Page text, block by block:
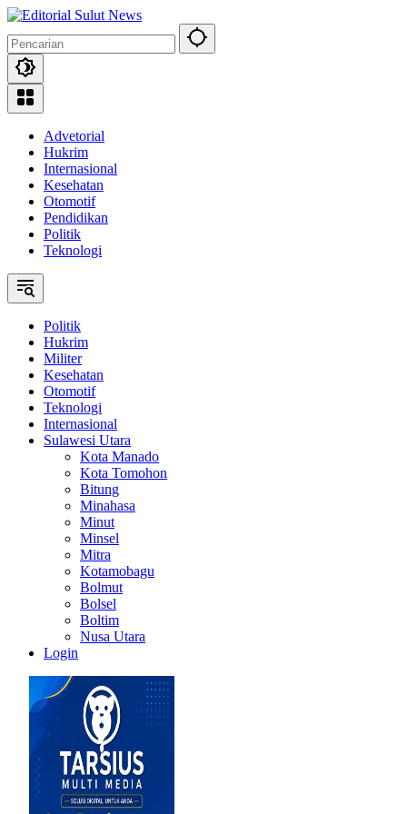
Langsung
konten
Advetorial
Hukrim
Internasional
Kesehatan
Otomotif
Pendidikan
Politik
Teknologi
Politik
Hukrim
Militer
Kesehatan
Otomotif
Teknologi
Internasional
Sulawesi Utara
Kota Manado
Kota Tomohon
Bitung
Minahasa
Minut
Minsel
Mitra
Kotamobagu
Bolmut
Bolsel
Boltim
Nusa Utara
Login